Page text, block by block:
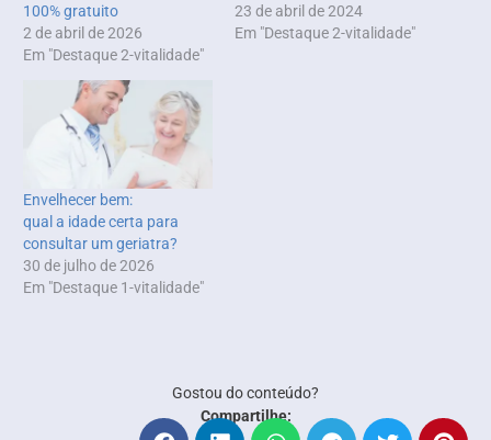
100% gratuito
2 de abril de 2026
Em "Destaque 2-vitalidade"
23 de abril de 2024
Em "Destaque 2-vitalidade"
Envelhecer bem:
qual a idade certa para
consultar um geriatra?
30 de julho de 2026
Em "Destaque 1-vitalidade"
Gostou do conteúdo?
Compartilhe: